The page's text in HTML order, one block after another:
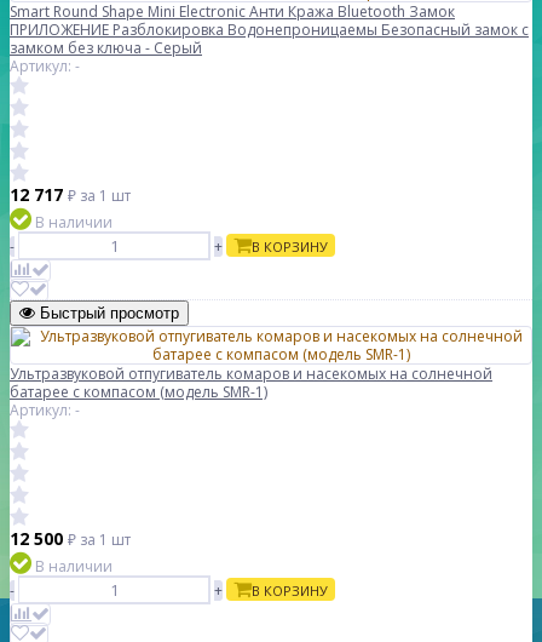
Smart Round Shape Mini Electronic Анти Кража Bluetooth Замок
ПРИЛОЖЕНИЕ Разблокировка Водонепроницаемы Безопасный замок с
замком без ключа - Серый
Артикул: -
12 717 ₽ за 1 шт
В наличии
-
+ В КОРЗИНУ
Быстрый просмотр
Ультразвуковой отпугиватель комаров и насекомых на солнечной
батарее c компасом (модель SMR-1)
Артикул: -
12 500 ₽ за 1 шт
В наличии
-
+ В КОРЗИНУ